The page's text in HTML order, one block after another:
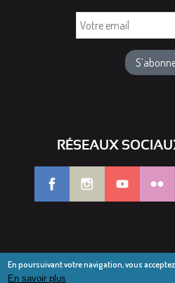
RÉSEAUX
En poursuivant votre navigation, vous
En savoir plus